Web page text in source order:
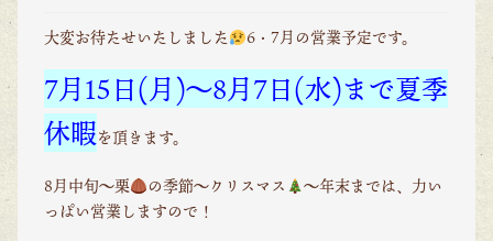
大変お待たせいたしました 6・7月の営業予定です。
7月15日(月)～8月7日(水)まで夏季
休暇を頂きます。
8月中旬～栗 の季節～クリスマス
～年末までは、力い
っぱい営業しますので！